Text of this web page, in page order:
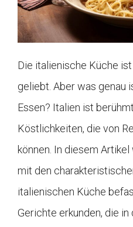
Die italienische Küche
geliebt. Aber was genau
Essen? Italien ist
Köstlichkeiten, die von
können. In diesem
mit den
italienischen Küche
Gerichte erkunden, die